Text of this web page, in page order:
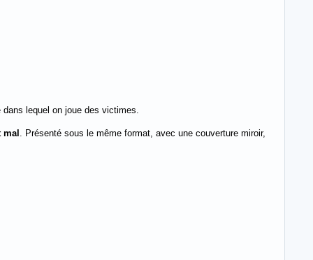
lequel on joue des victimes.
. Présenté sous le même format, avec une couverture miroir,